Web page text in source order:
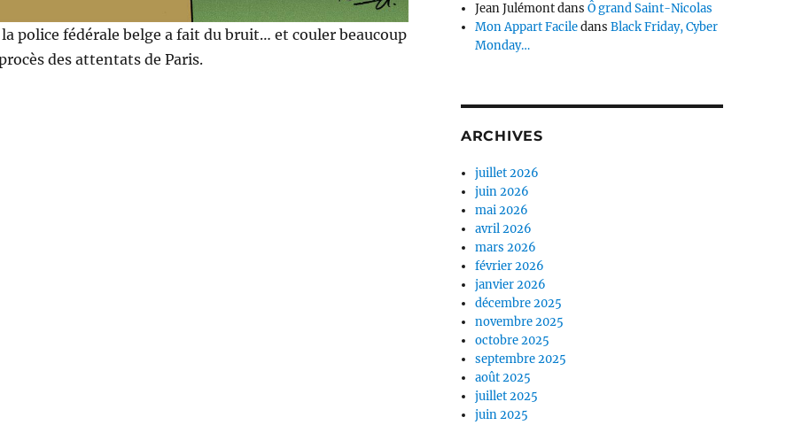
police fédérale belge a fait du bruit… et couler beaucoup
des attentats de Paris.
Jean JulémontdansÔ grand Saint-Nicolas
Mon Appart FaciledansBlack Friday, Cyber
Monday…
ARCHIVES
juillet 2026
juin 2026
mai 2026
avril 2026
mars 2026
février 2026
janvier 2026
décembre 2025
novembre 2025
octobre 2025
septembre 2025
août 2025
juillet 2025
juin 2025